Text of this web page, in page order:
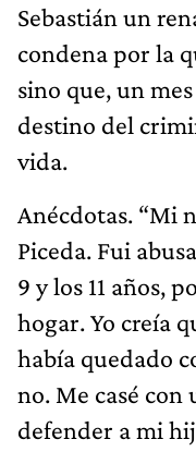
Sebastián un
condena por la
sino que, un
destino del
vida.
Anécdotas. “Mi
Piceda. Fui
9 y los 11 años,
hogar. Yo creía
había quedado
no. Me casé con
defender a mi